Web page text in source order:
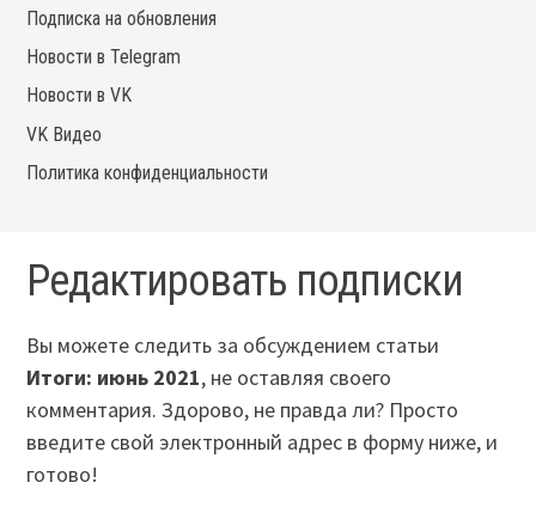
Подписка на обновления
Новости в Telegram
Новости в VK
VK Видео
Политика конфиденциальности
Редактировать подписки
Вы можете следить за обсуждением статьи
Итоги: июнь 2021, не оставляя своего
комментария. Здорово, не правда ли? Просто
введите свой электронный адрес в форму ниже, и
готово!